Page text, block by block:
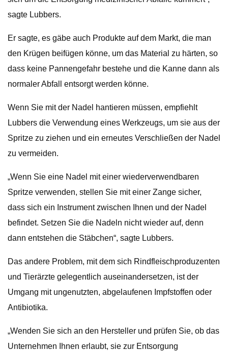
sagte Lubbers.
Er sagte, es gäbe auch Produkte auf dem Markt, die man
den Krügen beifügen könne, um das Material zu härten, so
dass keine Pannengefahr bestehe und die Kanne dann als
normaler Abfall entsorgt werden könne.
Wenn Sie mit der Nadel hantieren müssen, empfiehlt
Lubbers die Verwendung eines Werkzeugs, um sie aus der
Spritze zu ziehen und ein erneutes Verschließen der Nadel
zu vermeiden.
„Wenn Sie eine Nadel mit einer wiederverwendbaren
Spritze verwenden, stellen Sie mit einer Zange sicher,
dass sich ein Instrument zwischen Ihnen und der Nadel
befindet. Setzen Sie die Nadeln nicht wieder auf, denn
dann entstehen die Stäbchen“, sagte Lubbers.
Das andere Problem, mit dem sich Rindfleischproduzenten
und Tierärzte gelegentlich auseinandersetzen, ist der
Umgang mit ungenutzten, abgelaufenen Impfstoffen oder
Antibiotika.
„Wenden Sie sich an den Hersteller und prüfen Sie, ob das
Unternehmen Ihnen erlaubt, sie zur Entsorgung